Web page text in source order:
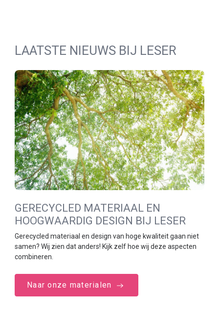
LAATSTE NIEUWS BIJ LESER
GERECYCLED MATERIAAL EN
HOOGWAARDIG DESIGN BIJ LESER
Gerecycled materiaal en design van hoge kwaliteit gaan niet
samen? Wij zien dat anders! Kijk zelf hoe wij deze aspecten
combineren.
Naar onze materialen